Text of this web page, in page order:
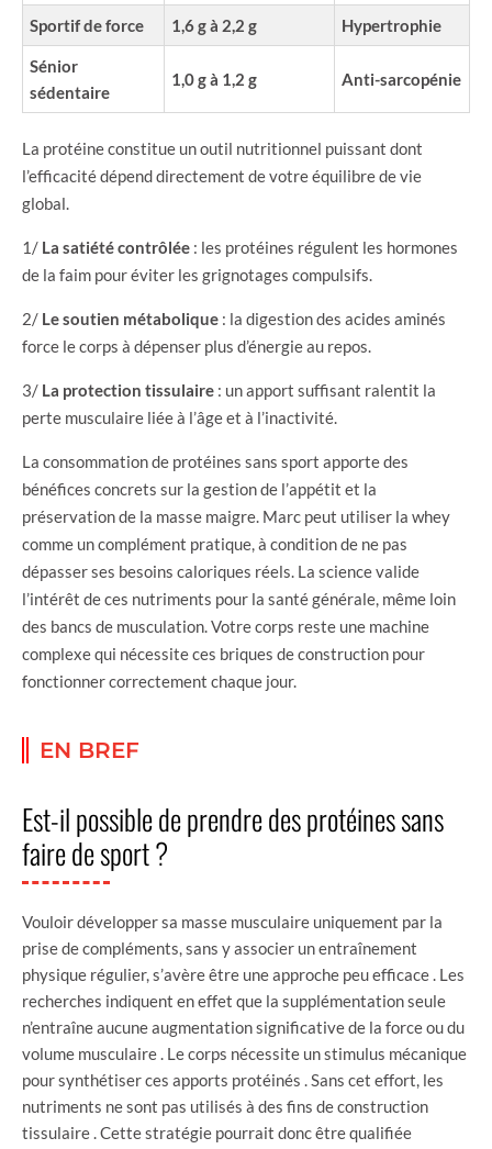
Sportif de force 1,6 g à 2,2 g Hypertrophie
Sénior
sédentaire
1,0 g à 1,2 g Anti-sarcopénie
La protéine constitue un outil nutritionnel puissant dont
l’efficacité dépend directement de votre équilibre de vie
global.
1/ La satiété contrôlée : les protéines régulent les hormones
de la faim pour éviter les grignotages compulsifs.
2/ Le soutien métabolique : la digestion des acides aminés
force le corps à dépenser plus d’énergie au repos.
3/ La protection tissulaire : un apport suffisant ralentit la
perte musculaire liée à l’âge et à l’inactivité.
La consommation de protéines sans sport apporte des
bénéfices concrets sur la gestion de l’appétit et la
préservation de la masse maigre. Marc peut utiliser la whey
comme un complément pratique, à condition de ne pas
dépasser ses besoins caloriques réels. La science valide
l’intérêt de ces nutriments pour la santé générale, même loin
des bancs de musculation. Votre corps reste une machine
complexe qui nécessite ces briques de construction pour
fonctionner correctement chaque jour.
EN BREF
Est-il possible de prendre des protéines sans
faire de sport ?
Vouloir développer sa masse musculaire uniquement par la
prise de compléments, sans y associer un entraînement
physique régulier, s’avère être une approche peu efficace . Les
recherches indiquent en effet que la supplémentation seule
n’entraîne aucune augmentation significative de la force ou du
volume musculaire . Le corps nécessite un stimulus mécanique
pour synthétiser ces apports protéinés . Sans cet effort, les
nutriments ne sont pas utilisés à des fins de construction
tissulaire . Cette stratégie pourrait donc être qualifiée